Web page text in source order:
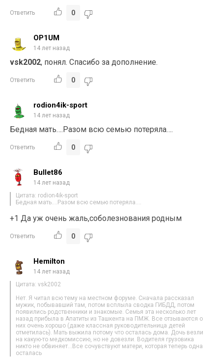
Ответить 0
OP1UM
14 лет назад
vsk2002, понял. Спасибо за дополнение.
Ответить 0
rodion4ik-sport
14 лет назад
Бедная мать….Разом всю семью потеряла….
Ответить 0
Bullet86
14 лет назад
Цитата: rodion4ik-sport
Бедная мать….Разом всю семью потеряла….
+1 Да уж очень жаль,соболезнования родным
Ответить 0
Hemilton
14 лет назад
Цитата: vsk2002
Нет. Я читал всю тему на местном форуме. Сначала рассказал
мужик, побывавший там, потом всплыла сводка ГИБДД, потом
появились родственники и знакомые. Семья эта несколько лет
назад прибыла в Апатиты из Ташкента на ПМЖ. Все отзываются о
них очень хорошо (даже классная руководительница детей
отметилась). Мать выжила потому что осталась дома. Дочь везли
на какую-то медкомиссию, но не довезли. Водителя грузовика
никто не обвиняет…Все сочувствуют матери, которая теперь одна
осталась